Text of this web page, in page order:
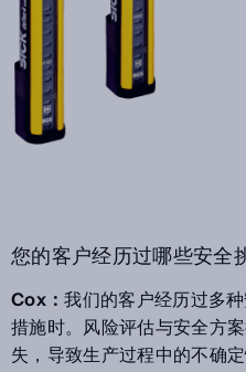
您的客户经历过哪些安全
Cox：我们的客户经历过多
措施时。风险评估与安全方
失，导致生产过程中的不确定